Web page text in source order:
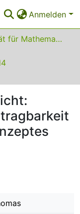
Anmelden
01 Fakultät für Mathematik